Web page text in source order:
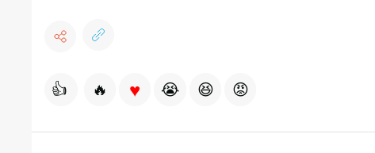
👍 🔥 ♥ 😭 😆 😡